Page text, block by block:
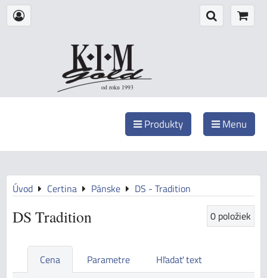
od roku 1993
Produkty Menu
Úvod Certina Pánske DS - Tradition
DS Tradition 0 položiek
Cena Parametre Hľadať text